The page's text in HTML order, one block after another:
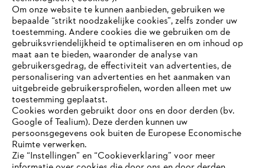
#STIHL
Bedrijf
STIHL FAQ
Om onze website te kunnen aanbieden, gebruiken we
bepaalde “strikt noodzakelijke cookies”, zelfs zonder uw
toestemming. Andere cookies die we gebruiken om de
gebruiksvriendelijkheid te optimaliseren en om inhoud op
maat aan te bieden, waaronder de analyse van
gebruikersgedrag, de effectiviteit van advertenties, de
personalisering van advertenties en het aanmaken van
uitgebreide gebruikersprofielen, worden alleen met uw
toestemming geplaatst.
Cookies worden gebruikt door ons en door derden (bv.
Google of Tealium). Deze derden kunnen uw
persoonsgegevens ook buiten de Europese Economische
Ruimte verwerken.
Zie “Instellingen” en “Cookieverklaring” voor meer